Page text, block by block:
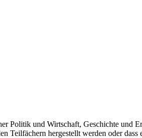
Politik und Wirtschaft, Geschichte und
Teilfächern hergestellt werden oder